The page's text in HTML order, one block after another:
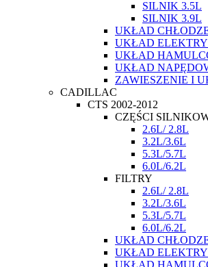
SILNIK 3.5L
SILNIK 3.9L
UKŁAD
UKŁAD
UKŁAD
UKŁAD
ZAWIESZENIE I
CADILLAC
CTS 2002-2012
CZĘŚCI
2.6L/ 2.8L
3.2L/3.6L
5.3L/5.7L
6.0L/6.2L
FILTRY
2.6L/ 2.8L
3.2L/3.6L
5.3L/5.7L
6.0L/6.2L
UKŁAD
UKŁAD